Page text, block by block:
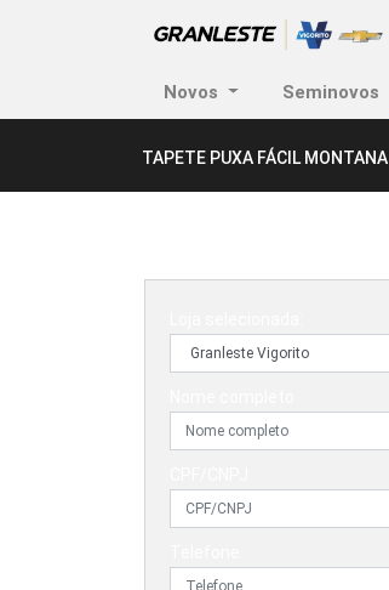
Novos Seminovos
TAPETE PUXA FÁCIL MONTANA